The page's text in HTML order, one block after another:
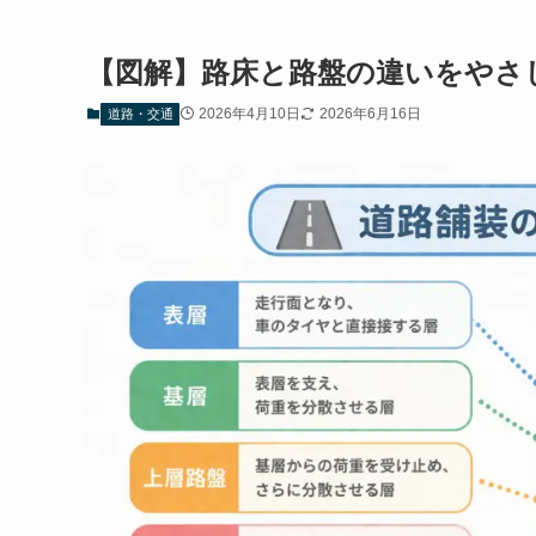
【図解】路床と路盤の違いをやさ
道路・交通 2026年4月10日 2026年6月16日